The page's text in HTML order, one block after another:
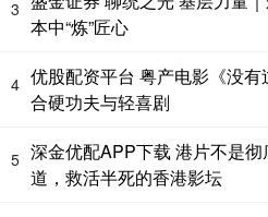
3
本中“炼”匠心
4 优股配资平台 粤产电影《没
合硬功夫与轻喜剧
5 深金优配APP下载 港片不是
道，救活半死的香港影坛